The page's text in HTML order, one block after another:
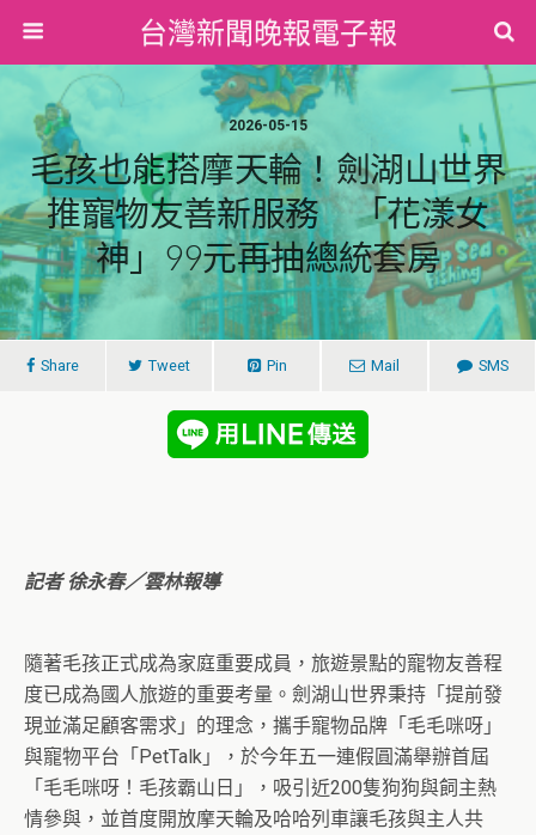
台灣新聞晚報電子報
2026-05-15
毛孩也能搭摩天輪！劍湖山世界
推寵物友善新服務 「花漾女
神」99元再抽總統套房
Share Tweet Pin Mail SMS
記者 徐永春／雲林報導
隨著毛孩正式成為家庭重要成員，旅遊景點的寵物友善程
度已成為國人旅遊的重要考量。劍湖山世界秉持「提前發
現並滿足顧客需求」的理念，攜手寵物品牌「毛毛咪呀」
與寵物平台「PetTalk」，於今年五一連假圓滿舉辦首屆
「毛毛咪呀！毛孩霸山日」，吸引近200隻狗狗與飼主熱
情參與，並首度開放摩天輪及哈哈列車讓毛孩與主人共